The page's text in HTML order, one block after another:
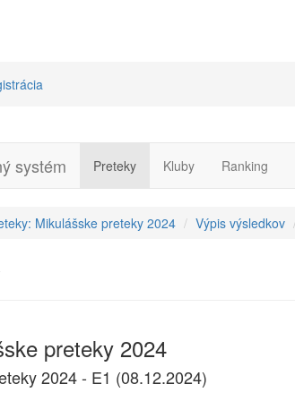
systém Preteky Kluby Ranking
Mikulášske preteky 2024 Výpis výsledkov
preteky 2024
2024 - E1 (08.12.2024)